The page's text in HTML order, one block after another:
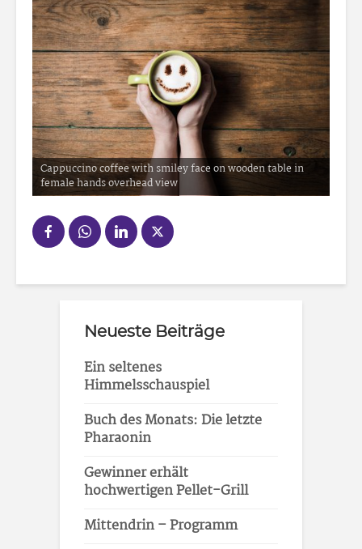
Cappuccino coffee with smiley face on wooden table in
female hands overhead view
Neueste Beiträge
Ein seltenes
Himmelsschauspiel
Buch des Monats: Die letzte
Pharaonin
Gewinner erhält
hochwertigen Pellet-Grill
Mittendrin – Programm